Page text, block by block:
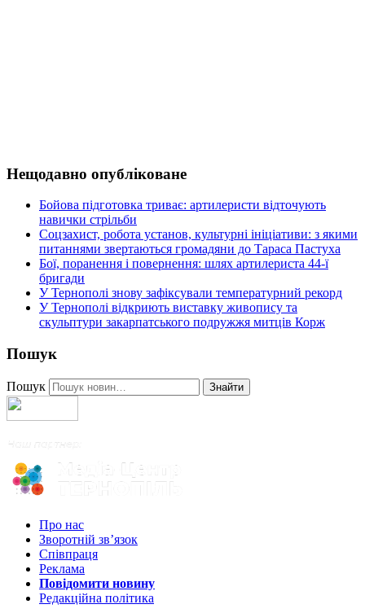
Нещодавно опубліковане
Бойова підготовка триває: артилеристи відточують
навички стрільби
Соцзахист, робота установ, культурні ініціативи: з якими
питаннями звертаються громадяни до Тараса Пастуха
Бої, поранення і повернення: шлях артилериста 44-ї
бригади
У Тернополі знову зафіксували температурний рекорд
У Тернополі відкриють виставку живопису та
скульптури закарпатського подружжя митців Корж
Пошук
Пошук Знайти
Про нас
Зворотній зв’язок
Співпраця
Реклама
Повідомити новину
Редакційна політика